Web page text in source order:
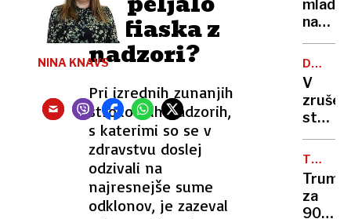
do fiaska z
nadzori?
Pri izrednih zunanjih
strokovnih nadzorih,
s katerimi so se v
zdravstvu doslej
odzivali na
najresnejše sume
odklonov, je zazeval
NINA KNAVS
Se
bomo
zganili
šele
ob
večji
V
strehe
kluba
umrlo
več
kot
VOJNA
Trump
za
90